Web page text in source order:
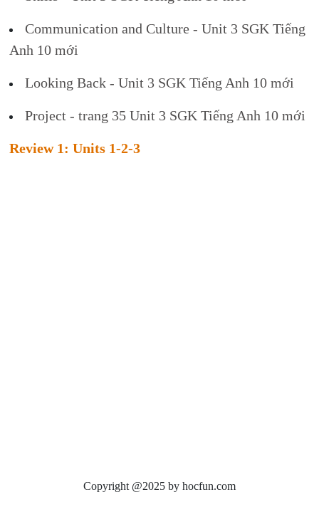
Communication and Culture - Unit 3 SGK Tiếng
Anh 10 mới
Looking Back - Unit 3 SGK Tiếng Anh 10 mới
Project - trang 35 Unit 3 SGK Tiếng Anh 10 mới
Review 1: Units 1-2-3
Copyright @2025 by hocfun.com